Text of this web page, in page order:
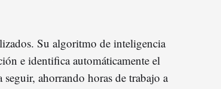
Su algoritmo de inteligencia
e identifica automáticamente el
ahorrando horas de trabajo a